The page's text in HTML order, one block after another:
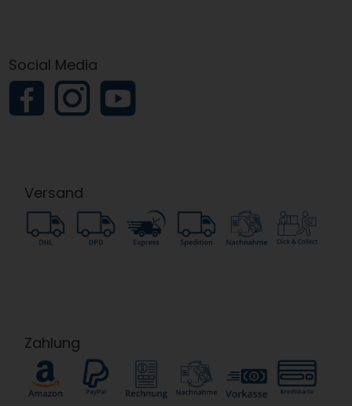
Social Media
Versand
Zahlung